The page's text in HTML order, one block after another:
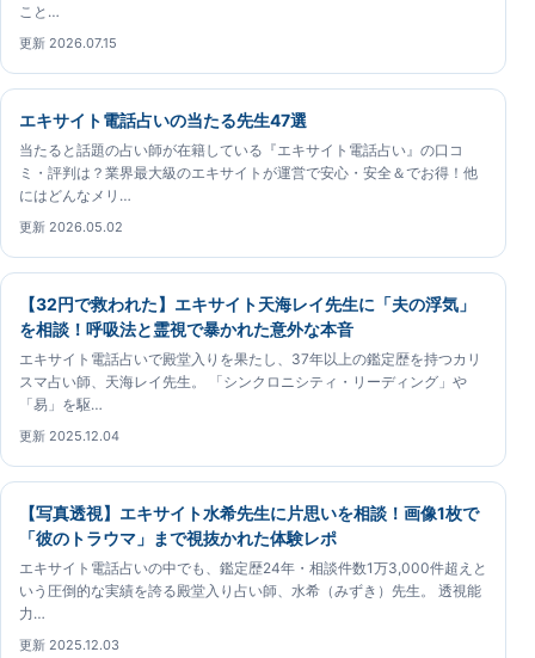
こと…
更新 2026.07.15
エキサイト電話占いの当たる先生47選
当たると話題の占い師が在籍している『エキサイト電話占い』の口コ
ミ・評判は？業界最大級のエキサイトが運営で安心・安全＆でお得！他
にはどんなメリ…
更新 2026.05.02
【32円で救われた】エキサイト天海レイ先生に「夫の浮気」
を相談！呼吸法と霊視で暴かれた意外な本音
エキサイト電話占いで殿堂入りを果たし、37年以上の鑑定歴を持つカリ
スマ占い師、天海レイ先生。 「シンクロニシティ・リーディング」や
「易」を駆…
更新 2025.12.04
【写真透視】エキサイト水希先生に片思いを相談！画像1枚で
「彼のトラウマ」まで視抜かれた体験レポ
エキサイト電話占いの中でも、鑑定歴24年・相談件数1万3,000件超えと
いう圧倒的な実績を誇る殿堂入り占い師、水希（みずき）先生。 透視能
力…
更新 2025.12.03